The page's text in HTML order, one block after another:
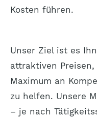
Kosten führen.
Unser Ziel ist es
attraktiven
Maximum an
zu helfen. Unsere
– je nach